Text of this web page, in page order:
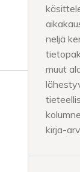
neljä
muut
kirja-